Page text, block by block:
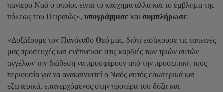
πανίερο Ναό ο οποίος είναι το καύχημα αλλά και το έμβλημα της
πόλεως του Πειραιώς», υπογράμμισε και συμπλήρωσε:
«Δοξάζουμε τον Πανάγαθο Θεό μας, διότι εισάκουσε τις ταπεινές
μας προσευχές και ενέπνευσε στις καρδιές των τριών αυτών
αγγέλων την διάθεση να προσφέρουν από την προσωπική τους
περιουσία για να ανακαινιστεί ο Ναός αυτός εσωτερικά και
εξωτερικά, επανερχόμενος στην προτέρα του δόξα και